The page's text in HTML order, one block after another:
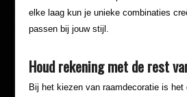
elke laag kun je unieke combinaties
passen bij jouw stijl.
Houd rekening met de rest
Bij het kiezen van raamdecoratie is het